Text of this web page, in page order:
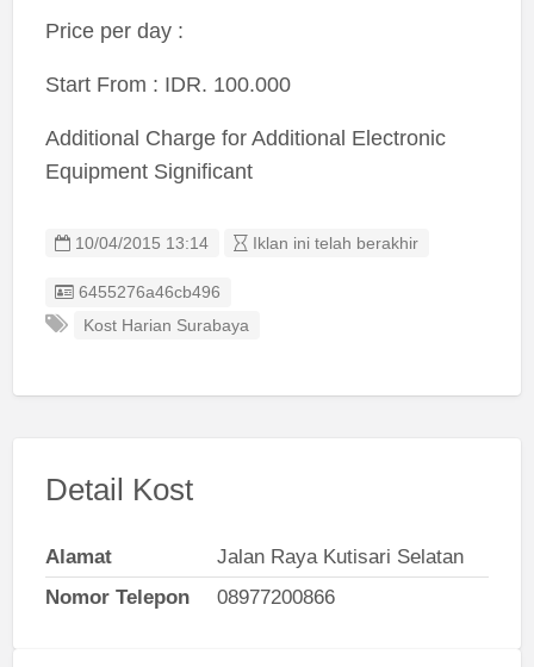
Price per day :
Start From : IDR. 100.000
Additional Charge for Additional Electronic
Equipment Significant
10/04/2015 13:14 Iklan ini telah berakhir
Listing ID
6455276a46cb496
Kost Harian Surabaya
Detail Kost
Alamat
Jalan Raya Kutisari Selatan
Nomor Telepon
08977200866